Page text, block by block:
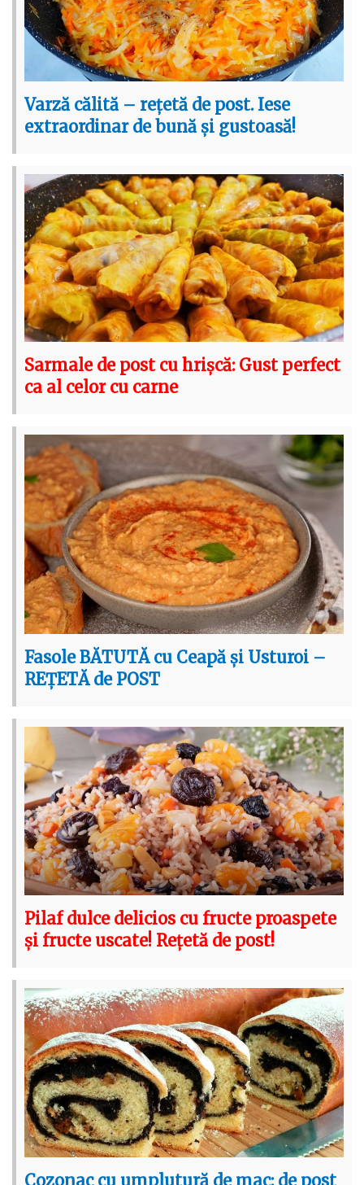
Varză călită – rețetă de post. Iese
extraordinar de bună și gustoasă!
Sarmale de post cu hrișcă: Gust perfect
ca al celor cu carne
Fasole BĂTUTĂ cu Ceapă și Usturoi –
REȚETĂ de POST
Pilaf dulce delicios cu fructe proaspete
și fructe uscate! Rețetă de post!
Cozonac cu umplutură de mac: de post